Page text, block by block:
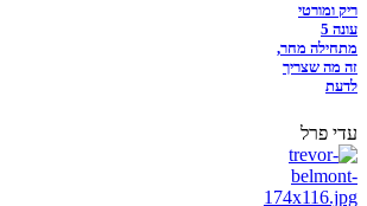
ריק ומורטי
עונה 5
מתחילה מחר,
זה מה שצריך
לדעת
עדי פרל